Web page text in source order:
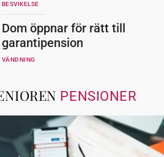
BESVIKELSE
Dom öppnar för rätt till
garantipension
VÄNDNING
PENSIONER